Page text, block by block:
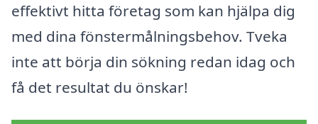
effektivt hitta företag som kan hjälpa dig
med dina fönstermålningsbehov. Tveka
inte att börja din sökning redan idag och
få det resultat du önskar!